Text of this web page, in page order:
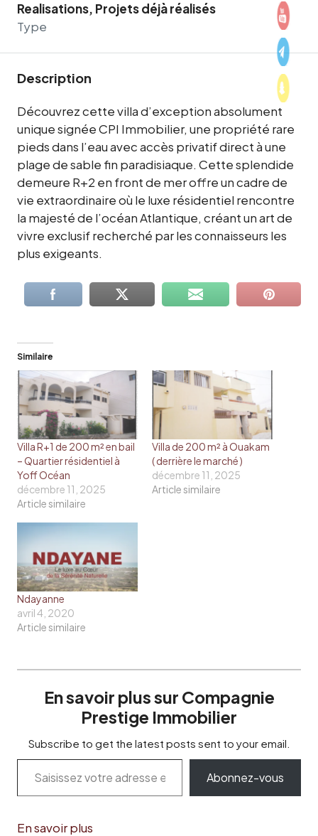
Realisations, Projets déjà réalisés
Type
Description
Découvrez cette villa d’exception absolument
unique signée CPI Immobilier, une propriété rare
pieds dans l’eau avec accès privatif direct à une
plage de sable fin paradisiaque. Cette splendide
demeure R+2 en front de mer offre un cadre de
vie extraordinaire où le luxe résidentiel rencontre
la majesté de l’océan Atlantique, créant un art de
vivre exclusif recherché par les connaisseurs les
plus exigeants.
Similaire
Villa R+1 de 200 m² en bail
– Quartier résidentiel à
Yoff Océan
décembre 11, 2025
Article similaire
Villa de 200 m² à Ouakam
( derrière le marché )
décembre 11, 2025
Article similaire
Ndayanne
avril 4, 2020
Article similaire
En savoir plus sur Compagnie
Prestige Immobilier
Subscribe to get the latest posts sent to your email.
Abonnez-vous
En savoir plus